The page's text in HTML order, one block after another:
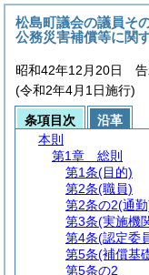
松島町議会の議員そ
公務災害補償等に関
昭和42年12月20日 告
(令和2年4月1日施行)
条項目次
沿革
本則
第1章
総則
第1条(目的)
第2条(職員)
第2条の2(通
第3条(実施機
第4条(認定委
第5条(補償基
第5条の2